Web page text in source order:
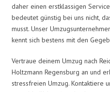
daher einen erstklassigen
bedeutet günstig bei uns nicht,
musst. Unser
kennt sich bestens mit den
Vertraue deinem Umzug nach
Holtzmann Regensburg an und
stressfreien Umzug. Kontaktiere